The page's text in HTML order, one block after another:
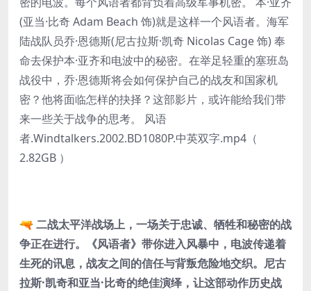
(亚当·比奇 Adam Beach 饰)就是这样一个风语者。海军
陆战队员乔·恩德斯(尼古拉斯·凯奇 Nicolas Cage 饰) 奉
命去保护本·亚齐和电波中的秘密。在举足轻重的塞班岛
战役中，乔·恩德斯将会如何保护自己的战友和国家机
密？他将面临怎样的抉择？这部影片，或许能给我们带
来一些关于战争的思考。 风语
者.Windtalkers.2002.BD1080P.中英双字.mp4（
2.82GB ）
🔫 二战太平洋战场上，一场关于忠诚、牺牲和秘密的战
争正在进行。《风语者》带你进入风暴中，电波传递着
生死的讯息，战友之间的信任与背叛危险地交织。尼古
拉斯·凯奇和亚当·比奇的绝佳演绎，让这部动作历史战